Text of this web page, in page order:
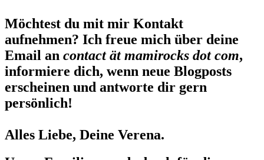
Möchtest du mit mir Kontakt
aufnehmen? Ich freue mich über deine
Email an contact ät mamirocks dot com,
informiere dich, wenn neue Blogposts
erscheinen und antworte dir gern
persönlich!
Alles Liebe, Deine Verena.